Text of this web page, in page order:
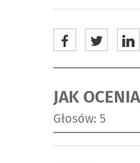
JAK
Głosów: 5